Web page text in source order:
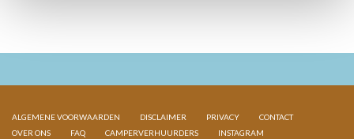
ALGEMENE VOORWAARDEN DISCLAIMER PRIVACY
CONTACT
OVER ONS
FAQ CAMPERVERHUURDERS INSTAGRAM